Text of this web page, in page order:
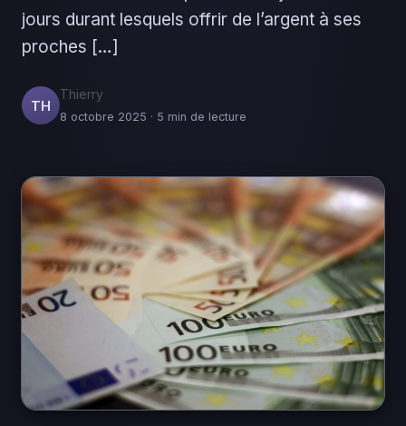
jours durant lesquels offrir de l’argent à ses
proches […]
TH
Thierry
8 octobre 2025 · 5 min de lecture